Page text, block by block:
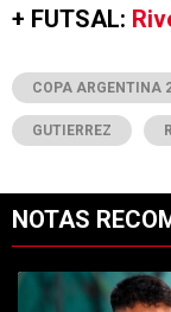
+ FUTSAL:
COPA ARGENTINA
GUTIERREZ
NOTAS
Un artículo de